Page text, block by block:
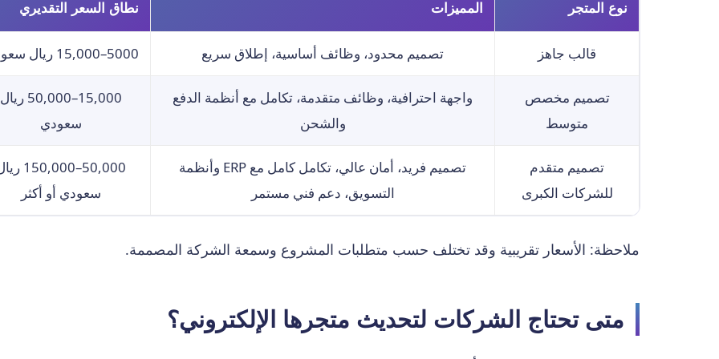
نوع المتجر المميزات نطاق السعر التقديري
قالب جاهز تصميم محدود، وظائف أساسية، إطلاق سريع 5000–15,000 ريال سعودي
تصميم مخصص
متوسط
واجهة احترافية، وظائف متقدمة، تكامل مع أنظمة الدفع
والشحن
15,000–50,000 ريال
سعودي
تصميم متقدم
للشركات الكبرى
تصميم فريد، أمان عالي، تكامل كامل مع ERP وأنظمة
التسويق، دعم فني مستمر
سعودي أو أكثر
ملاحظة: الأسعار تقريبية وقد تختلف حسب متطلبات المشروع وسمعة الشركة المصممة.
متى تحتاج الشركات لتحديث متجرها الإلكتروني؟